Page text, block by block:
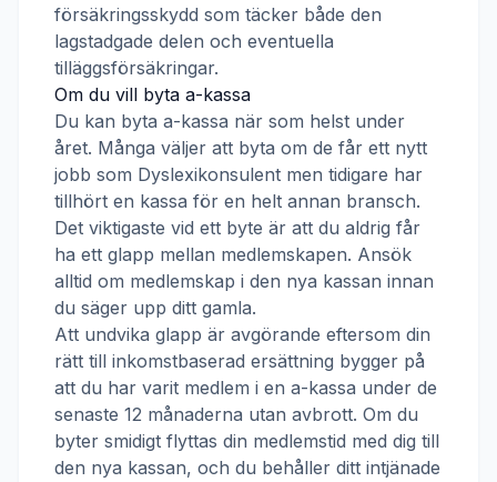
försäkringsskydd som täcker både den
lagstadgade delen och eventuella
tilläggsförsäkringar.
Om du vill byta a-kassa
Du kan byta a-kassa när som helst under
året. Många väljer att byta om de får ett nytt
jobb som Dyslexikonsulent men tidigare har
tillhört en kassa för en helt annan bransch.
Det viktigaste vid ett byte är att du aldrig får
ha ett glapp mellan medlemskapen. Ansök
alltid om medlemskap i den nya kassan innan
du säger upp ditt gamla.
Att undvika glapp är avgörande eftersom din
rätt till inkomstbaserad ersättning bygger på
att du har varit medlem i en a-kassa under de
senaste 12 månaderna utan avbrott. Om du
byter smidigt flyttas din medlemstid med dig till
den nya kassan, och du behåller ditt intjänade